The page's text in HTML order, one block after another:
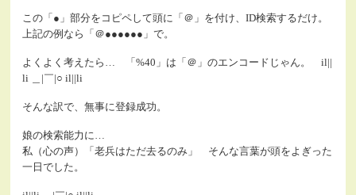
この「●」部分をコピペして頭に「＠」を付け、ID検索するだけ。
上記の例なら「＠●●●●●●」で。
よくよく考えたら… 「%40」は「＠」のエンコードじゃん。 il||
li ＿|￣|○ il||li
そんな訳で、無事に登録成功。
娘の検索能力に…
私（心の声）「老兵はただ去るのみ」 そんな言葉が頭をよぎった
一日でした。